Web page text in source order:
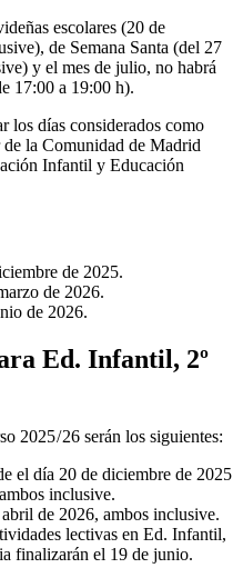
escolares (20 de
de Semana Santa (del 27
y el mes de julio, no habrá
17:00 a 19:00 h).
los días considerados como
la Comunidad de Madrid
Infantil y Educación
de 2025.
de 2026.
de 2026.
Ed. Infantil, 2º
2025 / 26 serán los siguientes:
el día 20 de diciembre de 2025
inclusive.
de 2026, ambos inclusive.
lectivas en Ed. Infantil,
finalizarán el 19 de junio.